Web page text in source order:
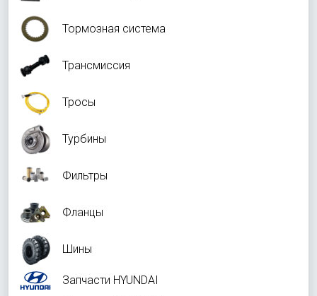
Тормозная система
Трансмиссия
Тросы
Турбины
Фильтры
Фланцы
Шины
Запчасти HYUNDAI